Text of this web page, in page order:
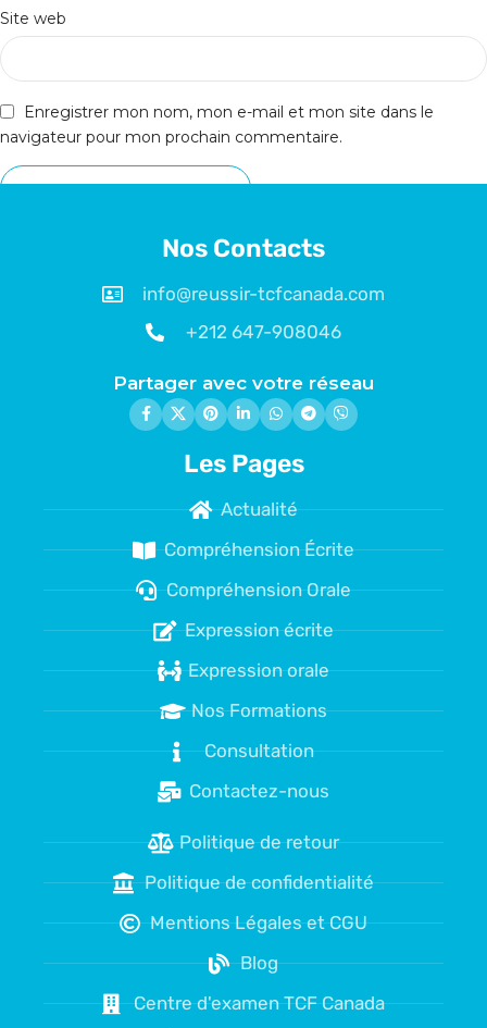
Site web
Enregistrer mon nom, mon e-mail et mon site dans le
navigateur pour mon prochain commentaire.
Nos Contacts
info@reussir-tcfcanada.com
+212 647-908046
Partager avec votre réseau
Les Pages
Actualité
Compréhension Écrite
Compréhension Orale
Expression écrite
Expression orale
Nos Formations
Consultation
Contactez-nous
Politique de retour
Politique de confidentialité
Mentions Légales et CGU
Blog
Centre d'examen TCF Canada